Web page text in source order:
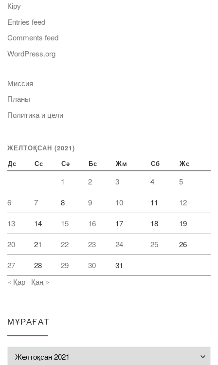
Кіру
Entries feed
Comments feed
WordPress.org
Миссия
Планы
Политика и цели
ЖЕЛТОҚСАН (2021)
Дс Сс Сә Бс Жм Сб Жс
1 2 3 4 5
6 7 8 9 10 11 12
13 14 15 16 17 18 19
20 21 22 23 24 25 26
27 28 29 30
31
« Қар
Қаң »
МҰРАҒАТ